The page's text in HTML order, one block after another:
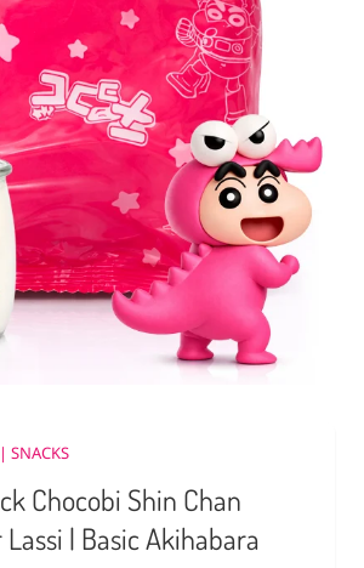
SNACKS
Chocobi Shin Chan
| Basic Akihabara